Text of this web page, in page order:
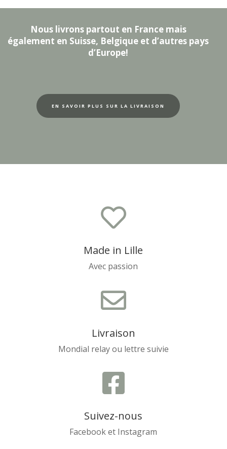
Nous livrons partout en France mais
également en Suisse, Belgique et d’autres pays
d’Europe!
EN SAVOIR PLUS SUR LA LIVRAISON

Made in Lille
Avec passion

Livraison
Mondial relay ou lettre suivie

Suivez-nous
Facebook et Instagram